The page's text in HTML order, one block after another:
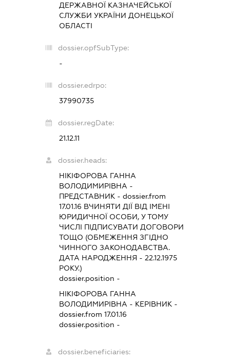
ДЕРЖАВНОЇ КАЗНАЧЕЙСЬКОЇ
СЛУЖБИ УКРАЇНИ ДОНЕЦЬКОЇ
ОБЛАСТІ
dossier.opfSubType:
-
dossier.edrpo:
37990735
dossier.regDate:
21.12.11
dossier.heads:
НІКІФОРОВА ГАННА
ВОЛОДИМИРІВНА -
ПРЕДСТАВНИК - dossier.from
17.01.16 ВЧИНЯТИ ДІЇ ВІД ІМЕНІ
ЮРИДИЧНОЇ ОСОБИ, У ТОМУ
ЧИСЛІ ПІДПИСУВАТИ ДОГОВОРИ
ТОЩО (ОБМЕЖЕННЯ ЗГІДНО
ЧИННОГО ЗАКОНОДАВСТВА.
ДАТА НАРОДЖЕННЯ - 22.12.1975
РОКУ.)
dossier.position -
НІКІФОРОВА ГАННА
ВОЛОДИМИРІВНА - КЕРІВНИК -
dossier.from 17.01.16
dossier.position -
dossier.beneficiaries: